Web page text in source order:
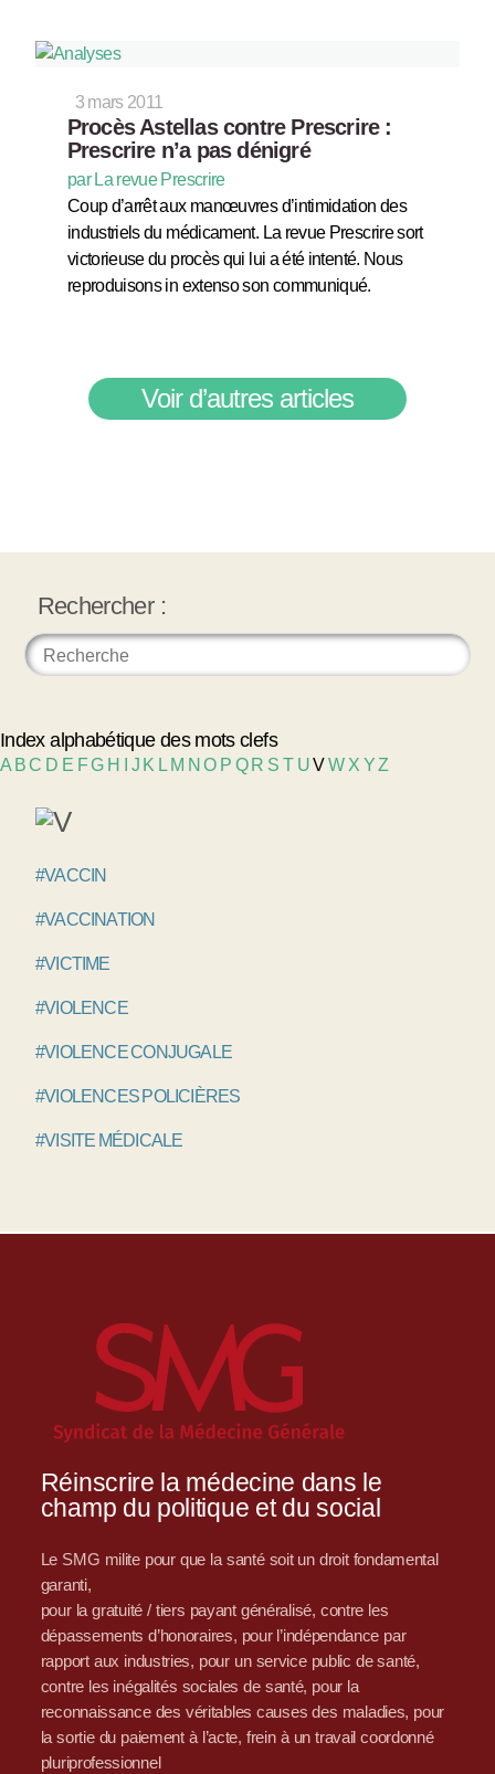
3 mars 2011
Procès Astellas contre Prescrire :
Prescrire n’a pas dénigré
par La revue Prescrire
Coup d’arrêt aux manœuvres d’intimidation des
industriels du médicament. La revue Prescrire sort
victorieuse du procès qui lui a été intenté. Nous
reproduisons in extenso son communiqué.
Voir d’autres articles
Rechercher :
Index alphabétique des mots clefs
A BC D E FG H J K L M NO P Q R S T UVW X YZ
#VACCIN
#VACCINATION
#VICTIME
#VIOLENCE
#VIOLENCE CONJUGALE
#VIOLENCES POLICIÈRES
#VISITE MÉDICALE
Réinscrire la médecine dans le
champ du politique et du social
Le SMG milite pour que la santé soit un droit fondamental
garanti,
pour la gratuité / tiers payant généralisé, contre les
dépassements d’honoraires, pour l’indépendance par
rapport aux industries, pour un service public de santé,
contre les inégalités sociales de santé, pour la
reconnaissance des véritables causes des maladies, pour
la sortie du paiement à l’acte, frein à un travail coordonné
pluriprofessionnel